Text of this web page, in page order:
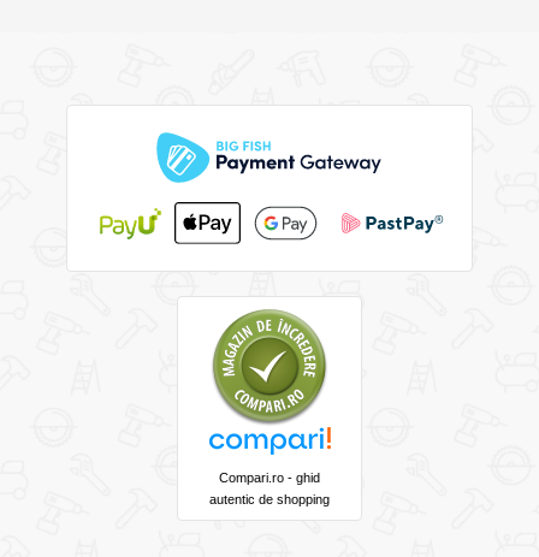
Compari.ro - ghid
autentic de shopping